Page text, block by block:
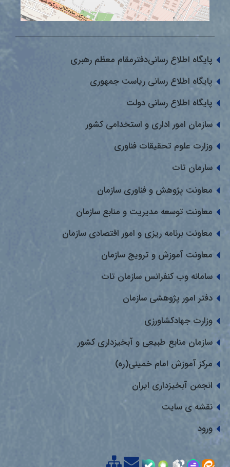
پایگاه اطلاع رسانی‌دفترمقام معظم رهبری
پایگاه اطلاع رسانی ریاست جمهوری
پایگاه اطلاع رسانی دولت
سازمان امور اداری و استخدامی کشور
وزارت علوم تحقیقات فناوری
سارمان تات
معاونت پژوهش و فناوری سازمان
معاونت توسعه مدیریت و منابع سازمان
معاونت برنامه ریزی و امور اقتصادی سازمان
معاونت آموزش و ترویج سازمان
سامانه وب کنفرانس سازمان تات
دفتر امور پژوهشی سازمان
وزارت جهادکشاورزی
سازمان منابع طبیعی و آبخیزداری کشور
مرکز آموزش امام خمینی(ره)
انجمن آبخیزداری ایران
نقشه ی سایت
ورود